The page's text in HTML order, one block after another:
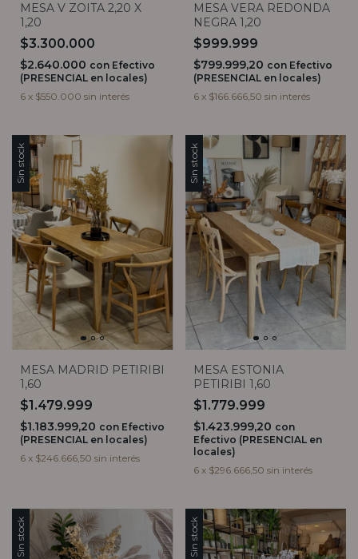
MESA V ZOITA 2,20 X
1,20
$3.300.000
$2.640.000 con Efectivo
(PRESENCIAL en locales)
6 x $550.000 sin interés
MESA VERA REDONDA
NEGRA 1,20
$999.999
$799.999,20 con Efectivo
(PRESENCIAL en locales)
6 x $166.666,50 sin interés
Sin stock
MESA MADRID PETIRIBI
1,60
$1.479.999
$1.183.999,20 con Efectivo
(PRESENCIAL en locales)
6 x $246.666,50 sin interés
Sin stock
MESA ESTONIA
PETIRIBI 1,60
$1.779.999
$1.423.999,20 con
Efectivo (PRESENCIAL en
locales)
6 x $296.666,50 sin interés
Sin stock Sin stock